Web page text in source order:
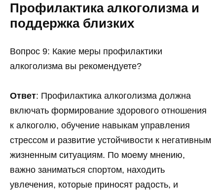
Профилактика алкоголизма и
поддержка близких
Вопрос 9: Какие меры профилактики
алкоголизма вы рекомендуете?
Ответ: Профилактика алкоголизма должна
включать формирование здорового отношения
к алкоголю, обучение навыкам управления
стрессом и развитие устойчивости к негативным
жизненным ситуациям. По моему мнению,
важно заниматься спортом, находить
увлечения, которые приносят радость, и